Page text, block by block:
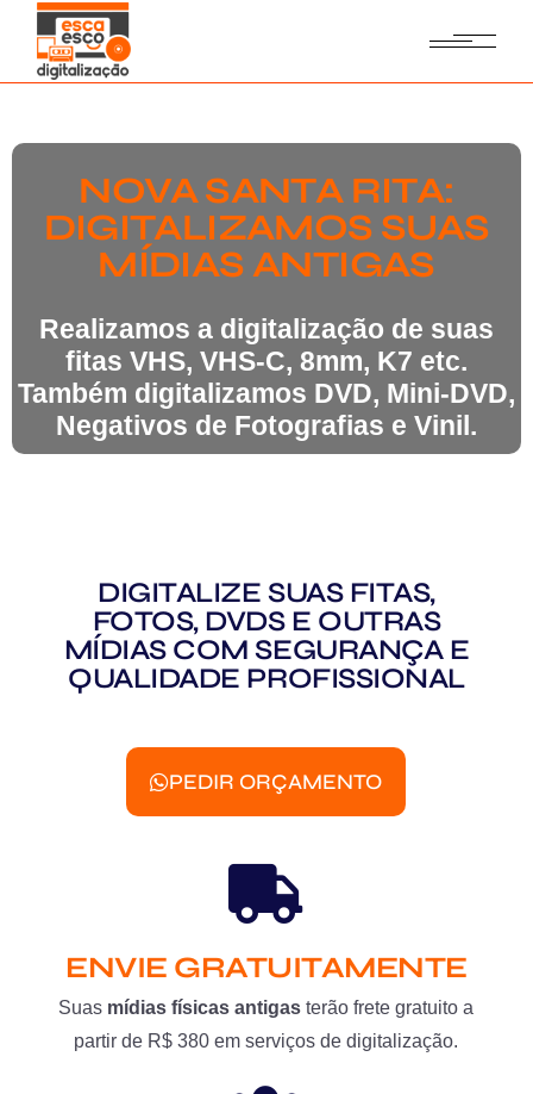
NOVA SANTA RITA:
DIGITALIZAMOS SUAS
MÍDIAS ANTIGAS
Realizamos a digitalização de suas
fitas VHS, VHS-C, 8mm, K7 etc.
Também digitalizamos DVD, Mini-DVD,
Negativos de Fotografias e Vinil.
DIGITALIZE SUAS FITAS,
FOTOS, DVDS E OUTRAS
MÍDIAS COM SEGURANÇA E
QUALIDADE PROFISSIONAL
PEDIR ORÇAMENTO
ENVIE GRATUITAMENTE
Suas mídias físicas antigas terão frete gratuito a
partir de R$ 380 em serviços de digitalização.